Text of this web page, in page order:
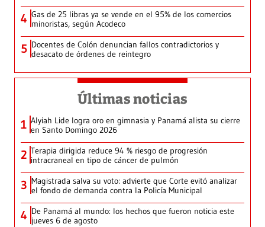
4 Gas de 25 libras ya se vende en el 95% de los comercios
minoristas, según Acodeco
5 Docentes de Colón denuncian fallos contradictorios y
desacato de órdenes de reintegro
Últimas noticias
1 Alyiah Lide logra oro en gimnasia y Panamá alista su cierre
en Santo Domingo 2026
2 Terapia dirigida reduce 94 % riesgo de progresión
intracraneal en tipo de cáncer de pulmón
3 Magistrada salva su voto: advierte que Corte evitó analizar
el fondo de demanda contra la Policía Municipal
4 De Panamá al mundo: los hechos que fueron noticia este
jueves 6 de agosto